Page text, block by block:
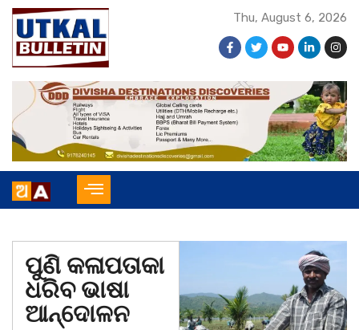
Thu, August 6, 2026
ପୁଣି କଳାପତାକା
ଧରିବ ଭାଷା
ଆନ୍ଦୋଳନ